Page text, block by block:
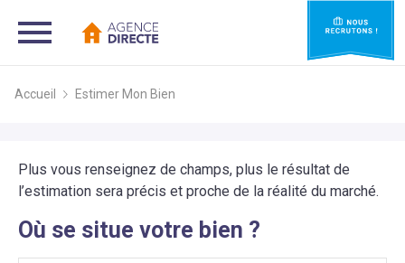
Accueil Estimer Mon Bien
Plus vous renseignez de champs, plus le résultat de
l’estimation sera précis et proche de la réalité du marché.
Où se situe votre bien ?